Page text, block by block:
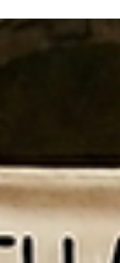
riflettere sulle
più